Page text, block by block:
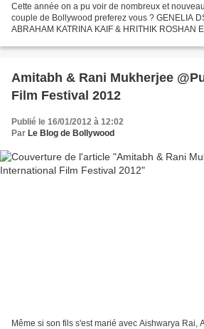
Cette année on a pu voir de nombreux et
couple de Bollywood preferez vous ? GENELIA
ABRAHAM KATRINA KAIF & HRITHIK ROSHAN
KAPOOR & AKSHAY...
Amitabh & Rani Mukherjee
Film Festival 2012
Publié le 16/01/2012 à 12:02
Par Le Blog de Bollywood
Même si son fils s'est marié avec Aishwarya Rai,